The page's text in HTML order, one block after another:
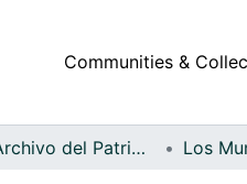
Communities &
Fondo Archivo del Patrimonio Fotográfico y Fílmico del Valle del Cauca Los